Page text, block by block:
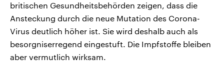
britischen Gesundheitsbehörden zeigen, dass die
Ansteckung durch die neue Mutation des Corona-
Virus deutlich höher ist. Sie wird deshalb auch als
besorgniserregend eingestuft. Die Impfstoffe bleiben
aber vermutlich wirksam.